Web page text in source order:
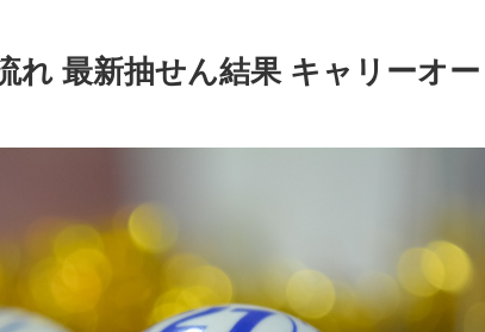
れ 最新抽せん結果 キャリーオー